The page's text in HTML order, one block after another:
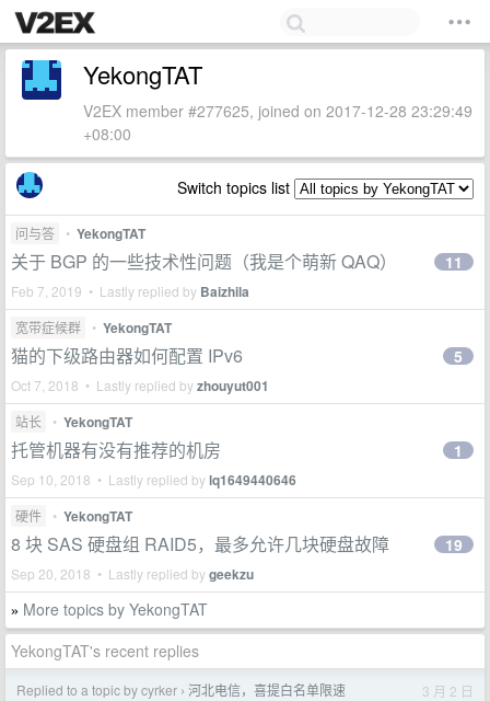
YekongTAT
V2EX member #277625, joined on 2017-12-28 23:29:49
+08:00
Switch topics list
问与答 • YekongTAT
关于 BGP 的一些技术性问题（我是个萌新 QAQ）
Feb 7, 2019 • Lastly replied by Baizhila
11
宽带症候群 • YekongTAT
猫的下级路由器如何配置 IPv6
Oct 7, 2018 • Lastly replied byzhouyut001
5
站长 • YekongTAT
托管机器有没有推荐的机房
Sep 10, 2018 • Lastly replied bylq1649440646
1
硬件 • YekongTAT
8 块 SAS 硬盘组 RAID5，最多允许几块硬盘故障
Sep 20, 2018 • Lastly replied bygeekzu
19
» More topics by YekongTAT
YekongTAT's recent replies
Replied to a topic by cyrker › 河北电信，喜提白名单限速 3 月 2 日